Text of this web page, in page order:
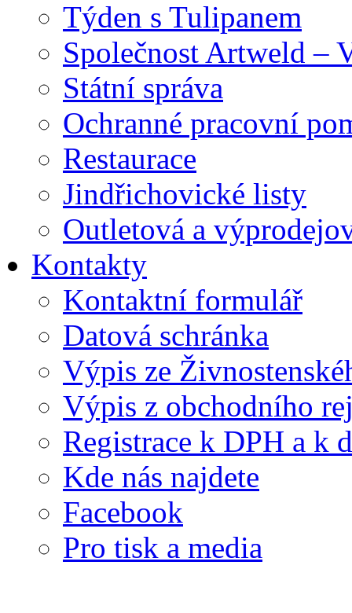
Týden s Tulipanem
Společnost Artweld –
Státní správa
Ochranné pracovní
Restaurace
Jindřichovické listy
Outletová a
Kontakty
Kontaktní formulář
Datová schránka
Výpis ze
Výpis z obchodního
Registrace k DPH a k
Kde nás najdete
Facebook
Pro tisk a media